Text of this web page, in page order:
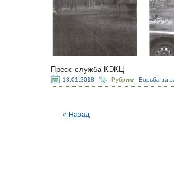
Пресс-служба КЭКЦ
13.01.2018 Рубрики:Борьба за
« Назад